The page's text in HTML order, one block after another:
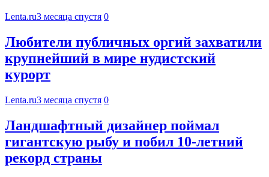
Lenta.ru3 месяца спустя 0
Любители публичных оргий захватили
крупнейший в мире нудистский
курорт
Lenta.ru3 месяца спустя 0
Ландшафтный дизайнер поймал
гигантскую рыбу и побил 10-летний
рекорд страны